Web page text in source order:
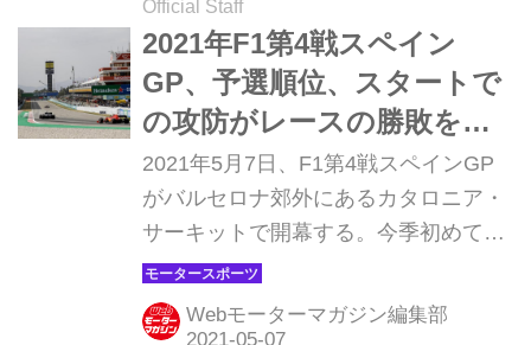
イス・ハミルトンがマークした1分18
秒170だった。
Official Staff
2021年F1第4戦スペイン
GP、予選順位、スタートで
の攻防がレースの勝敗を分
ける！？【モータースポー
ツ】
2021年5月7日、F1第4戦スペインGP
がバルセロナ郊外にあるカタロニア・
サーキットで開幕する。今季初めて2
週連続開催となるグランプリはどんな
戦いになるのだろうか。
Webモーターマガジン編集部